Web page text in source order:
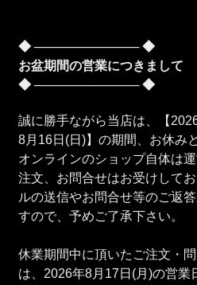
◆ ──────────── ◆
お盆期間の営業につきまして
◆ ──────────── ◆
誠に勝手ながら当店は、【
8月16日(日)】の期間、お休み
オンラインのショップ自体は
注文、お問合せはお受けして
ルの送信やお問合せ等のご返
すので、予めご了承下さい。
休業期間中に頂いたご注文・
は、2026年8月17日(月)の営業